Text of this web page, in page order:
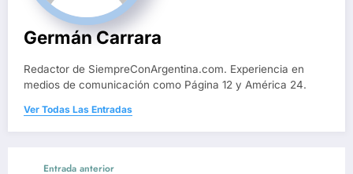
Germán Carrara
Redactor de SiempreConArgentina.com. Experiencia en
medios de comunicación como Página 12 y América 24.
Ver Todas Las Entradas
Entrada anterior